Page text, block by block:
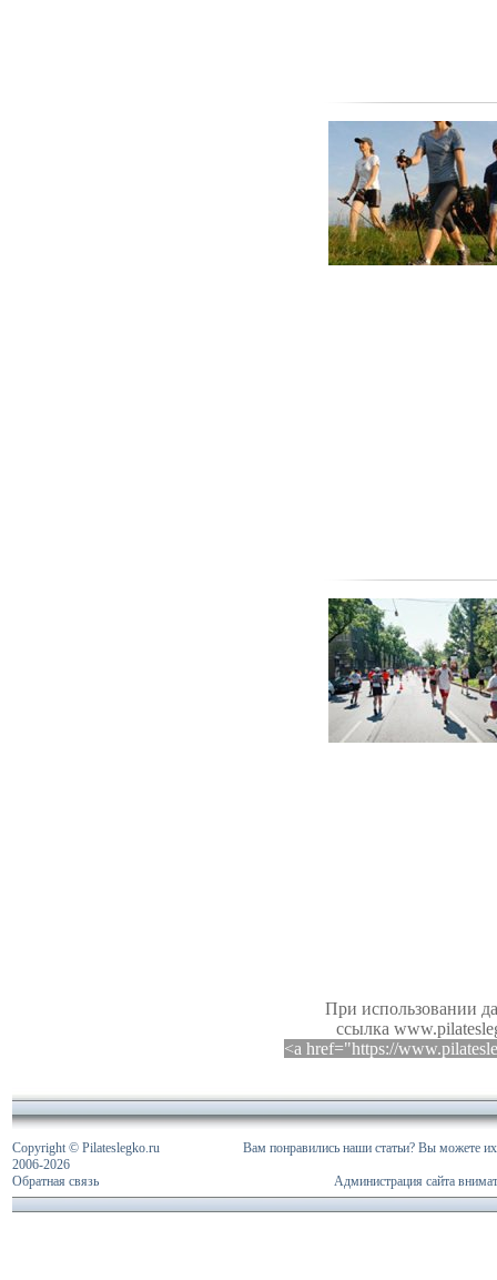
При использовании
ссылка
<a href="https://
Copyright © Pilateslegko.ru
2006-2026
Обратная связь
Вам понравились наши статьи? Вы можете их
Администрация сайта